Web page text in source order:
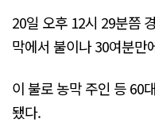
20일 오후 12시 29분쯤
막에서 불이나 30여분만
이 불로 농막 주인 등 60
됐다.